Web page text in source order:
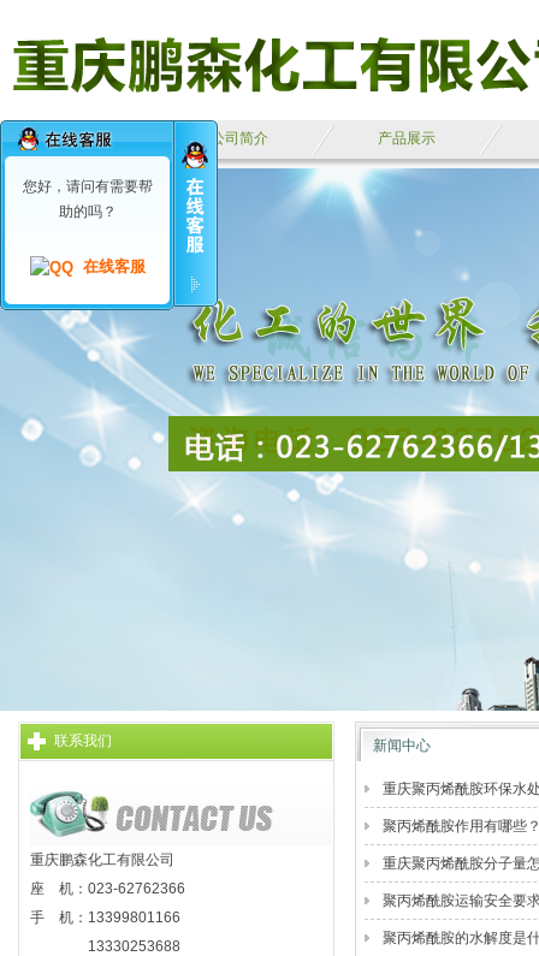
鹏森首页 公司简介 产品展示
新闻中心
重庆聚丙烯酰胺环保水
聚丙烯酰胺作用有哪些
重庆聚丙烯酰胺分子量
聚丙烯酰胺运输安全要
聚丙烯酰胺的水解度是
联系我们
重庆鹏森化工有限公司
座 机：023-62762366
手 机：13399801166
13330253688
您好，请问有需要帮
助的吗？
在线客服